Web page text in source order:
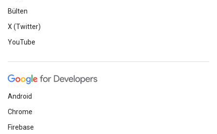
Bülten
X (Twitter)
YouTube
Android
Chrome
Firebase